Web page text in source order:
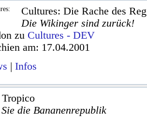
Cultures: Die Rache des
Die Wikinger sind zurück!
zu Cultures - DEV
am: 17.04.2001
| Infos
Tropico
die Bananenrepublik